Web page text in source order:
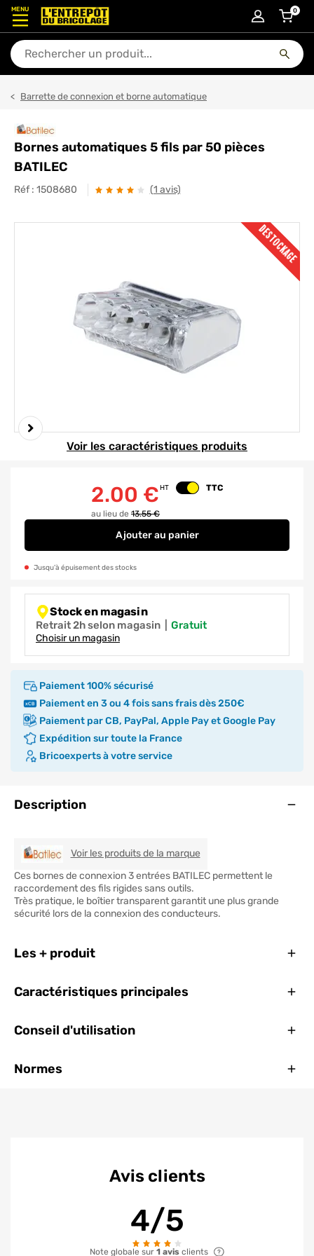
MENU
En quoi puis-je vous aider ?
0article
Barrette de connexion et borne automatique
Bornes automatiques 5 fils par 50 pièces
BATILEC
Réf : 1508680 (1 avis)
HT Changer le prix
TTC
2.00 €
au lieu de 13.55 €
Ajouterau panier
Bornes automatiques 5 fils par
Jusqu’à épuisement des stocks
Stock en magasin
Retrait 2h selon magasin gratuit
Choisir un magasin
Paiement 100% sécurisé
Paiement en 3 ou 4 fois sans frais dès 250€
Paiement par CB, PayPal, Apple Pay et Google Pay
Expédition sur toute la France
Bricoexperts à votre service
Element 1 sur 2
DESTOCKAGE
Voir les caractéristiques produits
Description
Voir les produits de la marqueBATILEC
Ces bornes de connexion 3 entrées BATILEC permettent le
raccordement des fils rigides sans outils.
Très pratique, le boîtier transparent garantit une plus grande
sécurité lors de la connexion des conducteurs.
Les + produit
Caractéristiques principales
Conseil d'utilisation
Normes
Avis clients
4/5
Note globale sur1 avis clients